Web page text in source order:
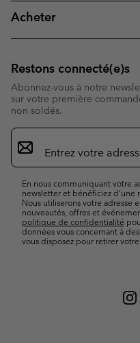
Acheter
Restons connecté(e)s
Abonnez-vous à notre
sur votre première
non soldés.
Inscription
par
e-
En nous communiquant votre
newsletter et bénéficiez
Nous utiliserons votre adresse
nouveautés, offres et
politique de confidentialité
données vous concernant à
vous disposez pour retirer